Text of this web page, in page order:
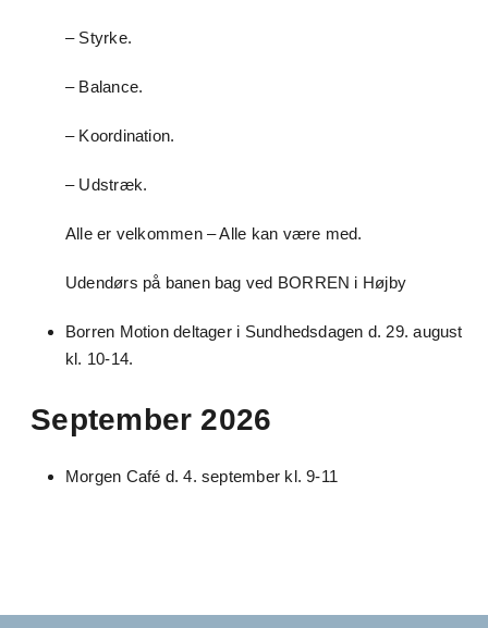
– Styrke.
– Balance.
– Koordination.
– Udstræk.
Alle er velkommen – Alle kan være med.
Udendørs på banen bag ved BORREN i Højby
Borren Motion deltager i Sundhedsdagen d. 29. august
kl. 10-14.
September 2026
Morgen Café d. 4. september kl. 9-11